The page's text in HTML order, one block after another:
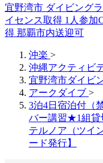
宜野湾市 ダイビング
イセンス取得 1人参加
得 那覇市内送迎可
沖楽 >
沖縄アクティビ
宜野湾市ダイビ
アークダイブ >
3泊4日宿泊付（
バー講習★1組貸
テルノア（ツイ
ード発行】